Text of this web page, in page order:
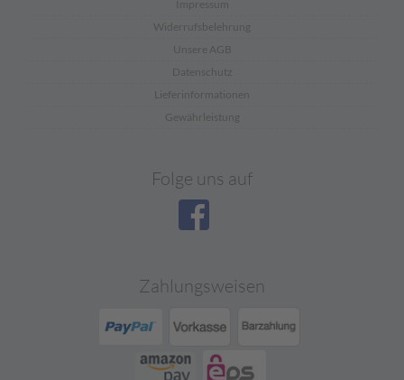
Impressum
Widerrufsbelehrung
Unsere AGB
Datenschutz
Lieferinformationen
Gewährleistung
Folge uns auf
Zahlungsweisen